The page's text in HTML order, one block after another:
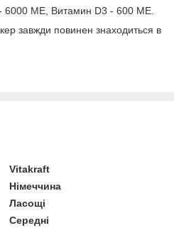
6000 МЕ, Витамин D3 - 600 МЕ.
завжди повинен знаходиться в
Vitakraft
Німеччина
Ласощі
Середні